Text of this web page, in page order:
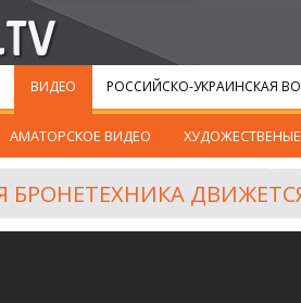
ВИДЕО
АМАТОРСКОЕ ВИДЕО
РОССИЙСКО-УКРАИНСКАЯ